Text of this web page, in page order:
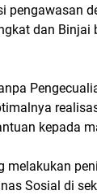
pengawasan
dan Binjai
kepada
melakukan
Sosial di